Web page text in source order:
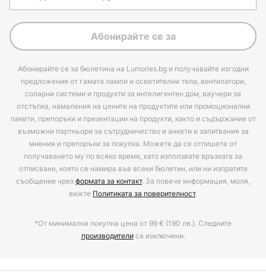
Абонирайте се за
Абонирайте се за бюлетина на Lumories.bg и получавайте изгодни
предложения от гамата лампи и осветителни тела, вентилатори,
соларни системи и продукти за интелигентен дом, ваучери за
отстъпка, намаления на цените на продуктите или промоционални
пакети, препоръки и презентации на продукти, както и съдържание от
възможни партньори за сътрудничество и анкети и запитвания за
мнения и препоръки за покупка. Можете да се отпишете от
получаването му по всяко време, като използвате връзката за
отписване, която се намира във всеки бюлетин, или ни изпратите
съобщение чрезформата за контакт. За повече информация, моля,
вижте Политиката за поверителност.
*От минимална покупна цена от 99 € (190 лв.). Следните
производителиса изключени.